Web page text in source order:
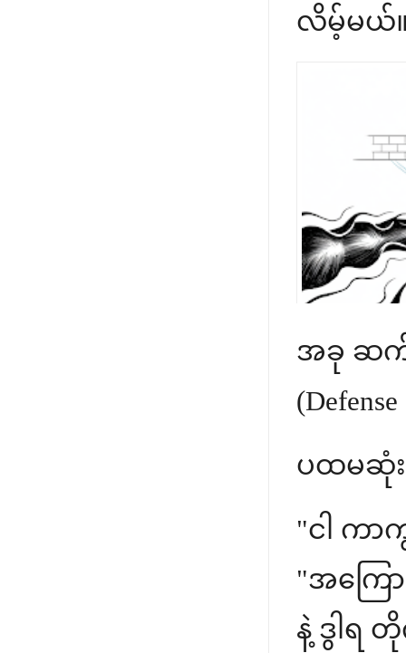
လိမ့်မယ်
အခု ဆက်
ပထမဆုံး
"ငါ က
"အကြေ
နဲ့ ဒွါရ